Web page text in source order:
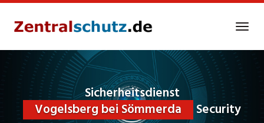
content
Sicherheitsdienst
Vogelsberg bei Sömmerda
Security